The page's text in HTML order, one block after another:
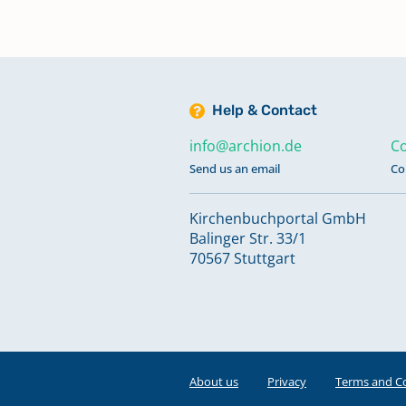
Taufen, Trauungen 1762-1802
Taufen, Trauungen,
1746-1775
1775-1798
Help & Contact
info@archion.de
Send us an email
Kirchenbuchportal GmbH
Balinger Str. 33/1
70567 Stuttgart
About us Privacy Terms and